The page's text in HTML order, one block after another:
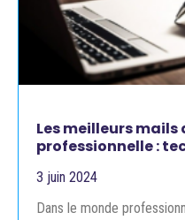
Les meilleurs mails
professionnelle :
3 juin 2024
Dans le monde